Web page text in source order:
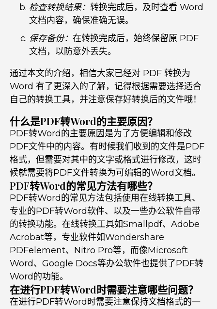
检查转换结果： 转换完成后，及时查看 Word
文档内容，确保准确无误。
保存备份： 在转换完成后，始终保留原 PDF
文档，以防意外丢失。
通过本文的介绍，相信大家已经对 PDF 转换为
Word 有了更深入的了解，记得根据需要选择适合
自己的转换工具，并注意保存好转换后的文件哦！
什么是PDF转Word的主要原因？
PDF转Word的主要原因是为了方便编辑和修改
PDF文件中的内容。有时候我们收到的文件是PDF
格式，但需要对其中的文字或格式进行修改，这时
候就需要将PDF文件转换为可编辑的Word文档。
PDF转Word的常见方法有哪些？
PDF转Word的常见方法包括使用在线转换工具、
专业的PDF转Word软件、以及一些办公软件自带
的转换功能。在线转换工具如Smallpdf、Adobe
Acrobat等，专业软件如Wondershare
PDFelement、Nitro Pro等，而像Microsoft
Word、Google Docs等办公软件也提供了PDF转
Word的功能。
在进行PDF转Word时需要注意哪些问题？
在进行PDF转Word时需要注意保持文档格式的一